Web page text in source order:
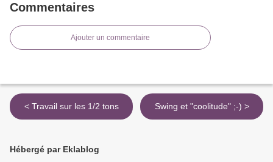
Commentaires
Ajouter un commentaire
< Travail sur les 1/2 tons Swing et "coolitude" ;-) >
Hébergé par Eklablog